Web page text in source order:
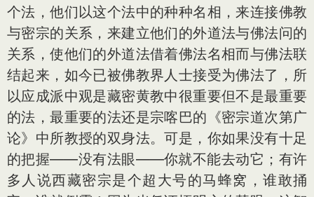
个法，他们以这个法中的种种名相，来连接佛教
与密宗的关系，来建立他们的外道法与佛法问的
关系，使他们的外道法借着佛法名相而与佛法联
结起来，如今已被佛教界人士接受为佛法了，所
以应成派中观是藏密黄教中很重要但不是最重要
的法，最重要的法还是宗喀巴的《密宗道次第广
论》中所教授的双身法。可是，你如果没有十足
的把握——没有法眼——你就不能去动它；有许
多人说西藏密宗是个超大号的马蜂窝，谁敢捅